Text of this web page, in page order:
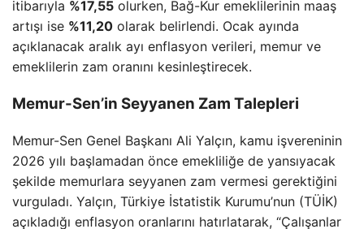
itibarıyla %17,55 olurken, Bağ-Kur emeklilerinin maaş
artışı ise %11,20 olarak belirlendi. Ocak ayında
açıklanacak aralık ayı enflasyon verileri, memur ve
emeklilerin zam oranını kesinleştirecek.
Memur-Sen’in Seyyanen Zam Talepleri
Memur-Sen Genel Başkanı Ali Yalçın, kamu işvereninin
2026 yılı başlamadan önce emekliliğe de yansıyacak
şekilde memurlara seyyanen zam vermesi gerektiğini
vurguladı. Yalçın, Türkiye İstatistik Kurumu’nun (TÜİK)
açıkladığı enflasyon oranlarını hatırlatarak, “Çalışanlar